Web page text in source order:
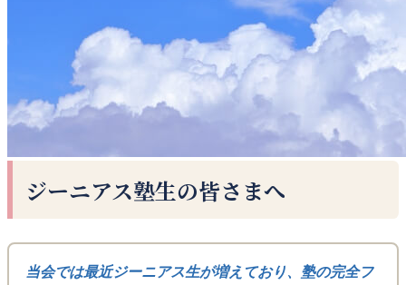
ジーニアス塾生の皆さまへ
当会では最近ジーニアス生が増えており、塾の完全フ